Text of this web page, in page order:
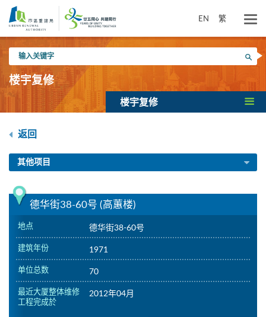
内
EN 繁
入
关
键
搜寻
楼宇复修
楼宇复修
返回
其他项目
德华街38-60号 (高蕙楼)
地点 德华街38-60号
建筑年份 1971
单位总数 70
最近大厦整体维修
工程完成於
2012年04月